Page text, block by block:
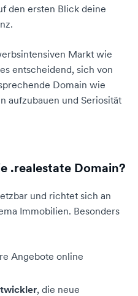
den ersten Blick deine
Markt wie
entscheidend, sich von
Domain wie
aufzubauen und Seriosität
.realestate Domain?
und richtet sich an
Immobilien. Besonders
Angebote online
, die neue